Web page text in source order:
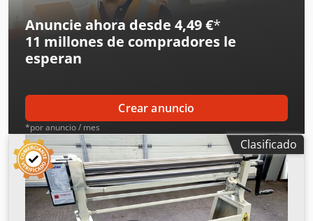
Anuncie ahora desde 4,49 €*
11 millones de compradores le
esperan
Crear anuncio
*por anuncio / mes
Clasificado